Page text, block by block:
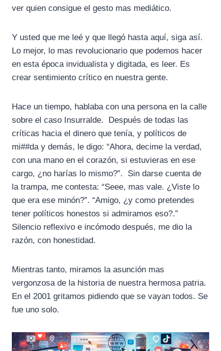
ver quien consigue el gesto mas mediático.
Y usted que me leé y que llegó hasta aquí, siga así.
Lo mejor, lo mas revolucionario que podemos hacer
en esta época invidualista y digitada, es leer. Es
crear sentimiento crítico en nuestra gente.
Hace un tiempo, hablaba con una persona en la calle
sobre el caso Insurralde. Después de todas las
críticas hacia el dinero que tenía, y políticos de
mi##da y demás, le digo: “Ahora, decime la verdad,
con una mano en el corazón, si estuvieras en ese
cargo, ¿no harías lo mismo?”. Sin darse cuenta de
la trampa, me contesta: “Seee, mas vale. ¿Viste lo
que era ese minón?”. “Amigo, ¿y como pretendes
tener políticos honestos si admiramos eso?.”
Silencio reflexivo e incómodo después, me dio la
razón, con honestidad.
Mientras tanto, miramos la asunción mas
vergonzosa de la historia de nuestra hermosa patria.
En el 2001 gritamos pidiendo que se vayan todos. Se
fue uno solo.